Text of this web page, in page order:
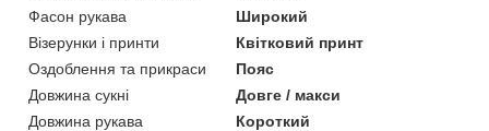
Фасон рукава
Широкий
Візерунки і принти
Квітковий принт
Оздоблення та прикраси
Пояс
Довжина сукні
Довге / макси
Довжина рукава
Короткий